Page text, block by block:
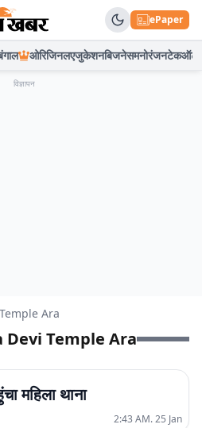
ePaper
ओरिजिनलएजुकेशनबिजनेसमनोरंजनटेकऑटो
विज्ञापन
Ara
Temple Ara
महिला थाना
2:43 AM. 25 Jan